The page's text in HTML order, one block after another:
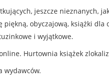
jeszcze
obyczajową, książki
i wyjątkowe.
Hurtownia książek
wydawców.